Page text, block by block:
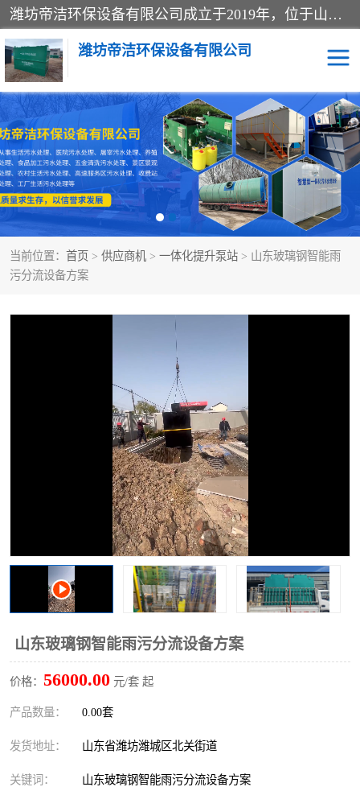
潍坊帝洁环保设备有限公司成立于2019年，位于山东省潍坊市潍城经济开发区；公司专注于环境保护专用设备及配件的研发、生产、安装与销售，同时涉及医用消毒设备、机电设备和仪器仪表的销售。此外，公司提供环保工程施工、环保技术研发与转让、技术服务以及环境工程专项设计服务，致力于为客户提供全面的环保解决方案，助力绿色可持续发展。
潍坊帝洁环保设备有限公司
当前位置： 首页 > 供应商机 > 一体化提升泵站 > 山东玻璃钢智能雨
污分流设备方案
山东玻璃钢智能雨污分流设备方案
价格： 56000.00 元/套 起
产品数量： 0.00套
发货地址： 山东省潍坊潍城区北关街道
关键词： 山东玻璃钢智能雨污分流设备方案
一体化提升泵站 屠宰肉食品加工污水处理
设备
一体化生活污水处理设备 学校污水处理设备
医院污水处理设备 喷涂废水油墨废水
玻璃钢一体化污水处理设 水性涂料加工污水处理设
平流式溶气气浮机 风景区旅游景点污水处理
设备
高速服务区收费站污水处 微动力生化污水处理设备
海鲜加工污水处理设备 蒸发器设备价格
客运站污水处理设备 航站楼厕所污水处理设备
UASB厌氧塔 加油站油田景点旅游区污
水处理设备
风电场变电站污水处理设
备
叠螺污泥脱水机
疾控中心一体化设备处理 一体化净北槽污水处理设
餐具消毒污水处理设备
塑料编织袋一体化污水处 养老院污水处理一体化设